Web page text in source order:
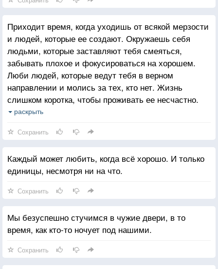
Приходит время, когда уходишь от всякой мерзости
и людей, которые ее создают. Окружаешь себя
людьми, которые заставляют тебя смеяться,
забывать плохое и фокусироваться на хорошем.
Люби людей, которые ведут тебя в верном
направлении и молись за тех, кто нет. Жизнь
слишком коротка, чтобы проживать ее несчастно.
Падение - это часть жизни, но восстание - сама
раскрыть
Сохранить
Каждый может любить, когда всё хорошо. И только
единицы, несмотря ни на что.
Сохранить
Мы безуспешно стучимся в чужие двери, в то
время, как кто-то ночует под нашими.
Сохранить